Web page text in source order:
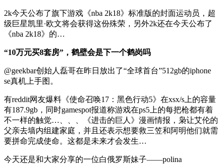
2k今天公布了旗下游戏《nba 2k18》标准版的封面运动员，超
级巨星凯里·欧文将会获得这份殊荣，另外2k还在今天公布了
《nba 2k18》的…
“10万元买8套房”，鹤壁会是下一个鹤岗吗
@geekbar创始人磊哥在昨日放出了“全球首台”512gb的iphone
se真机上手图。
有reddit网友爆料《使命召唤17：黑色行动5》在xsx/s上的容量
有187.9gb，同时gamespot报道称游戏在ps5上的每把枪都有着
不一样的触觉…、、、《进击的巨人》漫画情报，枭让艾伦的
父亲去墙内组建家庭，并且还表示想要救三笠和阿明他们就需
要拼命完成使命。这都是未来才会发生…
今天还是和大家分享的一位白俄罗斯妹子——polina